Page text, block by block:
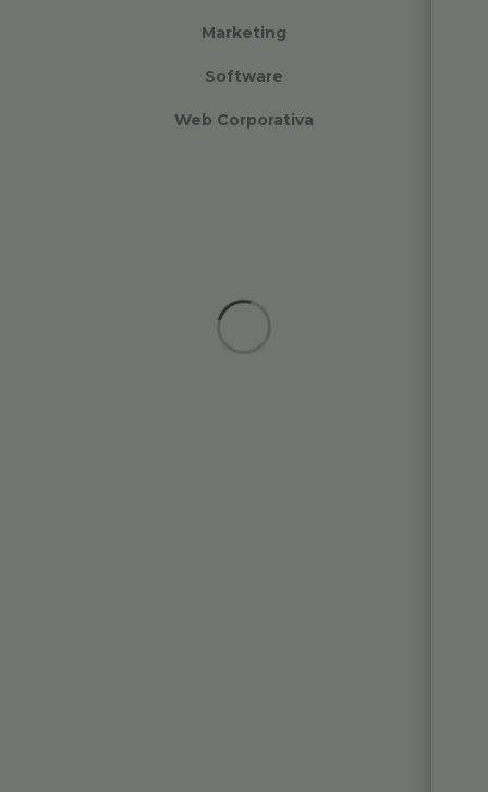
Marketing
Software
Web Corporativa